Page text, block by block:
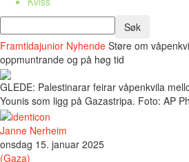
Framtidajunior Nyhende Støre om
oppmuntrande og på høg tid
GLEDE: Palestinarar feirar våpenkvila
Younis som ligg på Gazastripa. Foto: AP
Janne Nerheim
onsdag 15. januar 2025
(Gaza)